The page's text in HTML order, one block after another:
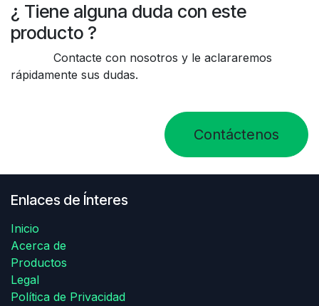
¿ Tiene alguna duda con este
producto ?
Contacte con nosotros y le aclararemos
rápidamente sus dudas.
Contáctenos
Enlaces de Ínteres
Inicio
Acerca de
Productos
Legal
Política de Privacidad